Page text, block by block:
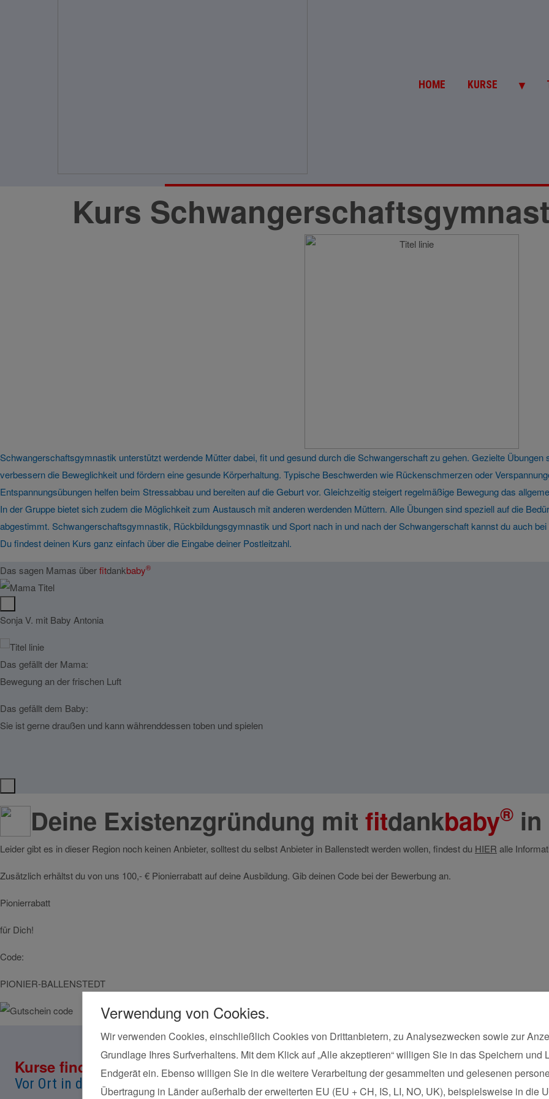
HOME KURSE ▼
Kurs
Schwangerschaftsgymnastik unterstützt werdende Mütter dabei, fit und gesund durch die Schwangerschaft zu gehen. Gezielte
verbessern die Beweglichkeit und fördern eine gesunde Körperhaltung. Typische Beschwerden wie Rückenschmerzen oder
Entspannungsübungen helfen beim Stressabbau und bereiten auf die Geburt vor. Gleichzeitig steigert regelmäßige Bewegung das
In der Gruppe bietet sich zudem die Möglichkeit zum Austausch mit anderen werdenden Müttern. Alle Übungen sind speziell auf die
abgestimmt. Schwangerschaftsgymnastik, Rückbildungsgymnastik und Sport nach in und nach der Schwangerschaft kannst du auch
Du findest deinen Kurs ganz einfach über die Eingabe deiner Postleitzahl.
Das sagen Mamas überfitdankbaby®
Sonja V. mit Baby Antonia
Das gefällt der Mama:
Bewegung an der frischen Luft
Das gefällt dem Baby:
Sie ist gerne draußen und kann währenddessen toben und spielen
Deine Existenzgründung mit fitdankbaby® in
Leider gibt es in dieser Region noch keinen Anbieter, solltest du selbst Anbieter in Ballenstedt werden wollen, findest du HIER alle
Zusätzlich erhältst du von uns 100,- € Pionierrabatt auf deine Ausbildung. Gib deinen Code bei der Bewerbung an.
Pionierrabatt
für Dich!
Code:
PIONIER-BALLENSTEDT
Kurse finden
Vor Ort in deiner Nähe!
Postleitzahl*
Verwendung von Cookies.
Wir verwenden Cookies, einschließlich Cookies von Drittanbietern, zu Analysezwecken sowie zur
Grundlage Ihres Surfverhaltens. Mit dem Klick auf „Alle akzeptieren“ willigen Sie in das Speichern und
Endgerät ein. Ebenso willigen Sie in die weitere Verarbeitung der gesammelten und gelesenen
Übertragung in Länder außerhalb der erweiterten EU (EU + CH, IS, LI, NO, UK), beispielsweise in die